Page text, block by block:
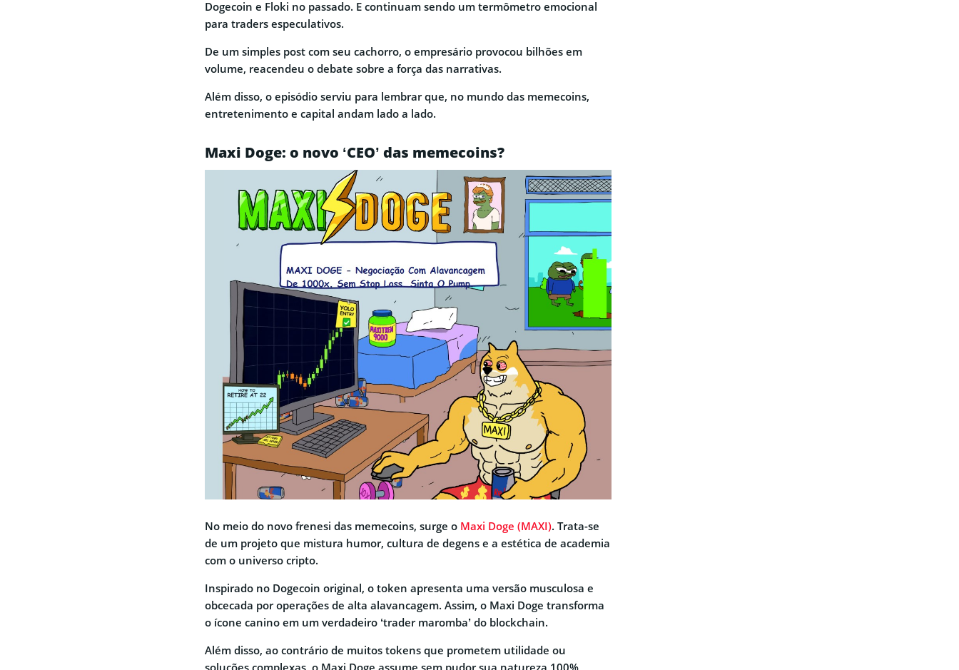
Dogecoin e Floki no passado. E continuam sendo um termômetro emocional
para traders especulativos.
De um simples post com seu cachorro, o empresário provocou bilhões em
volume, reacendeu o debate sobre a força das narrativas.
Além disso, o episódio serviu para lembrar que, no mundo das memecoins,
entretenimento e capital andam lado a lado.
Maxi Doge: o novo ‘CEO’ das memecoins?
No meio do novo frenesi das memecoins, surge o Maxi Doge (MAXI). Trata-se
de um projeto que mistura humor, cultura de degens e a estética de academia
com o universo cripto.
Inspirado no Dogecoin original, o token apresenta uma versão musculosa e
obcecada por operações de alta alavancagem. Assim, o Maxi Doge transforma
o ícone canino em um verdadeiro ‘trader maromba’ do blockchain.
Além disso, ao contrário de muitos tokens que prometem utilidade ou